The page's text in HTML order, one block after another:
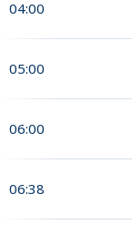
04:00
05:00
06:00
06:38